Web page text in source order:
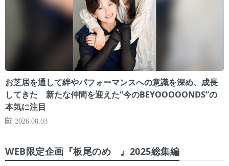
お芝居を通して絆やパフォーマンスへの意識を深め、成長
してきた 新たな仲間を迎えた“今のBEYOOOOONDS”の
本気に注目
2026.08.03
WEB限定企画『板尾のめ゙』2025総集編